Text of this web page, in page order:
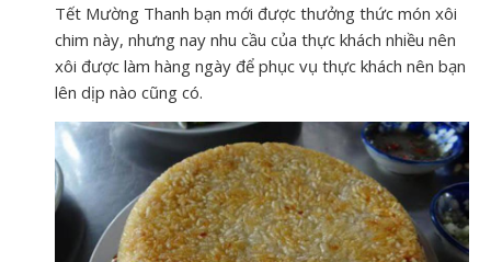
Tết Mường Thanh bạn mới được thưởng thức món xôi
chim này, nhưng nay nhu cầu của thực khách nhiều nên
xôi được làm hàng ngày để phục vụ thực khách nên bạn
lên dịp nào cũng có.